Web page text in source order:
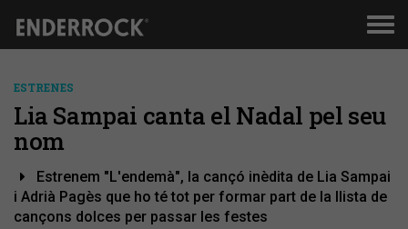
ESTRENES
Lia Sampai canta el Nadal pel seu
nom
Estrenem "L'endemà", la cançó inèdita de Lia Sampai
i Adrià Pagès que ho té tot per formar part de la llista de
cançons dolces per passar les festes